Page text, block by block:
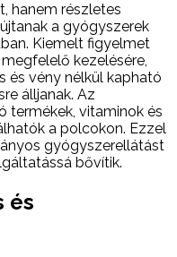
hanem részletes
a gyógyszerek
Kiemelt figyelmet
kezelésére,
és vény nélkül kapható
álljanak. Az
vitaminok és
a polcokon. Ezzel
gyógyszerellátást
bővítik.
és